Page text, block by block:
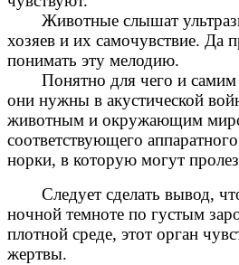
Животные слышат
хозяев и их самочувствие. Да
понимать эту мелодию.
Понятно для чего и
они нужны в акустической
животным и окружающим
соответствующего
норки, в которую могут
Следует сделать вывод,
ночной темноте по густым
плотной среде, этот орган
жертвы.